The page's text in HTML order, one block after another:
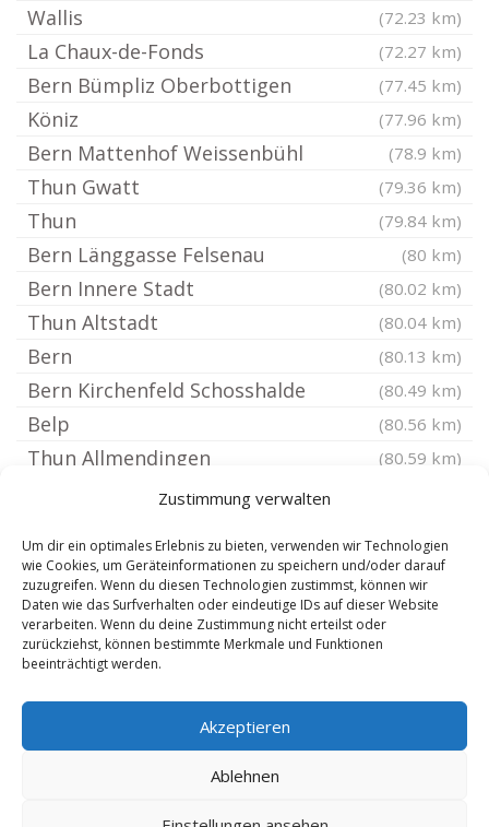
Zustimmung verwalten
Um dir ein optimales Erlebnis zu bieten, verwenden wir Technologien
wie Cookies, um Geräteinformationen zu speichern und/oder darauf
zuzugreifen. Wenn du diesen Technologien zustimmst, können wir
Daten wie das Surfverhalten oder eindeutige IDs auf dieser Website
verarbeiten. Wenn du deine Zustimmung nicht erteilst oder
zurückziehst, können bestimmte Merkmale und Funktionen
beeinträchtigt werden.
Akzeptieren
Ablehnen
Wallis (72.23 km)
La Chaux-de-Fonds (72.27 km)
Bern Bümpliz Oberbottigen (77.45 km)
Köniz (77.96 km)
Bern Mattenhof Weissenbühl (78.9 km)
Thun Gwatt (79.36 km)
Thun (79.84 km)
Bern Länggasse Felsenau (80 km)
Bern Innere Stadt (80.02 km)
Thun Altstadt (80.04 km)
Bern (80.13 km)
Bern Kirchenfeld Schosshalde (80.49 km)
Belp (80.56 km)
Thun Allmendingen (80.59 km)
Bern Breitenrain Lorraine
Lyss (81.25 km)
Muri bei Bern (81.33 km)
Biel Bienne Vingelz (81.95 km)
Münsingen
Biel Bienne Madretsch